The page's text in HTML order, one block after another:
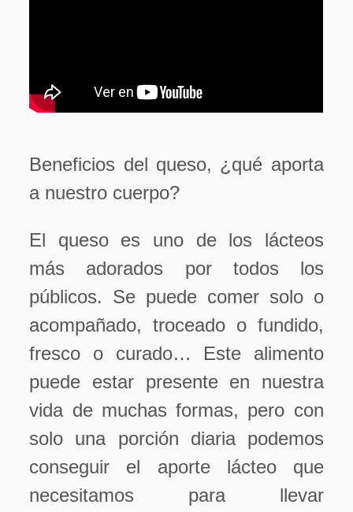
Beneficios del queso, ¿qué aporta
a nuestro cuerpo?
El queso es uno de los lácteos
más adorados por todos los
públicos. Se puede comer solo o
acompañado, troceado o fundido,
fresco o curado… Este alimento
puede estar presente en nuestra
vida de muchas formas, pero con
solo una porción diaria podemos
conseguir el aporte lácteo que
necesitamos para llevar